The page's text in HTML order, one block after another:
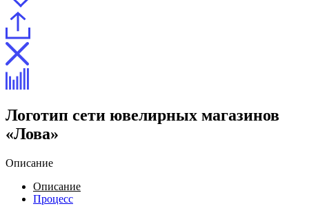
Логотип сети ювелирных магазинов
«Лова»
Описание
Описание
Процесс